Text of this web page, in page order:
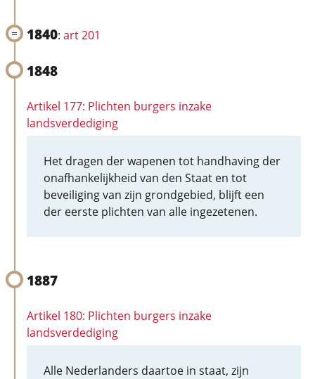
1840: art 201
1848
Artikel 177: Plichten burgers inzake
landsverdediging
Het dragen der wapenen tot handhaving der
onafhankelijkheid van den Staat en tot
beveiliging van zijn grondgebied, blijft een
der eerste plichten van alle ingezetenen.
1887
Artikel 180: Plichten burgers inzake
landsverdediging
Alle Nederlanders daartoe in staat, zijn